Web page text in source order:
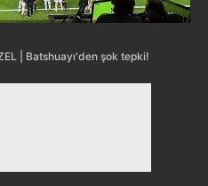
| Batshuayı'den şok tepki!